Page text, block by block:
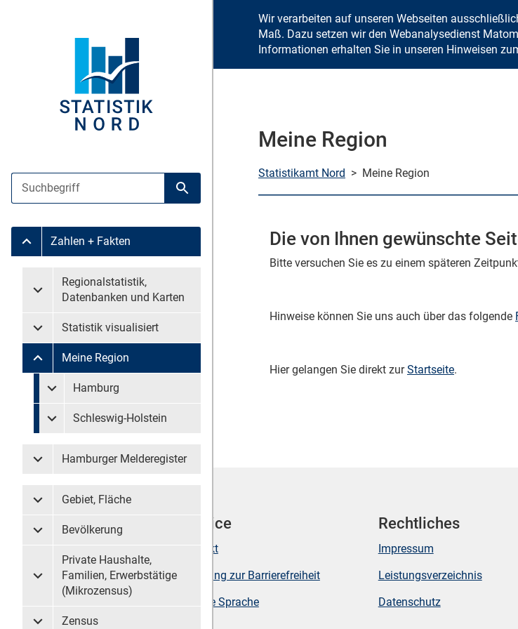
Zum
Suche
Suche starten
Untermenü Zahlen + Fakten
Zahlen + Fakten
Untermenü überspringen
Untermenü Regionalstatistik, Datenbanken und Karten
Regionalstatistik,
Datenbanken und Karten
Untermenü Statistik visualisiert
Statistik visualisiert
Untermenü Meine Region
Meine Region
Untermenü überspringen
Untermenü Meine Region Hamburg
Hamburg
Untermenü Meine Region Schleswig-Holstein
Schleswig-Holstein
Untermenü Hamburger Melderegister
Hamburger Melderegister
Untermenü Gebiet, Fläche
Gebiet, Fläche
Untermenü Bevölkerung
Bevölkerung
Untermenü Private Haushalte, Familien, Erwerbstätige (Mikrozensus)
Private Haushalte,
Familien, Erwerbstätige
(Mikrozensus)
Zensus
Wir verarbeiten auf unseren Webseiten
Maß. Dazu setzen wir den Webanalysedienst
Informationen erhalten Sie in unseren Hinweisen
Meine Region
Statistikamt Nord > Meine Region
Die von Ihnen gewünschte
Bitte versuchen Sie es zu einem späteren
Hinweise können Sie uns auch über das folgende
Hier gelangen Sie direkt zurStartseite.
Werkzeuge
Sitemap
Suche
Service
Kontakt
Erklärung zur Barrierefreiheit
Leichte Sprache
Rechtliches
Impressum
Leistungsverzeichnis
Datenschutz